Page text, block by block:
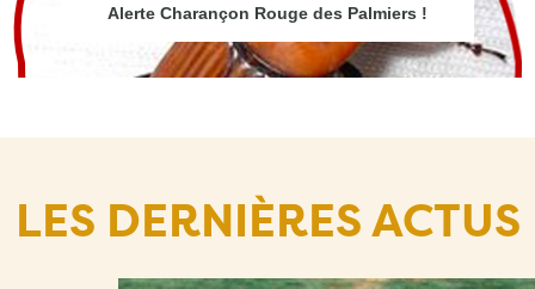
Alerte Charançon Rouge des Palmiers !
LES DERNIÈRES ACTUS